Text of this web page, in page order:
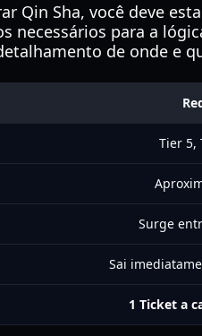
Qin Sha, você deve
necessários para a
de onde e
Tier 5,
Surge
Sai
1 Ticket a